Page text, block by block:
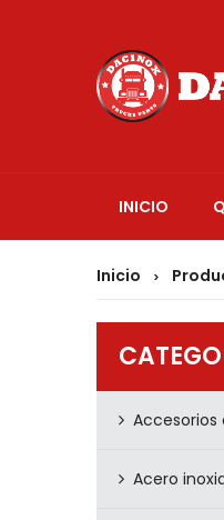
INICIO
Inicio >
Acero